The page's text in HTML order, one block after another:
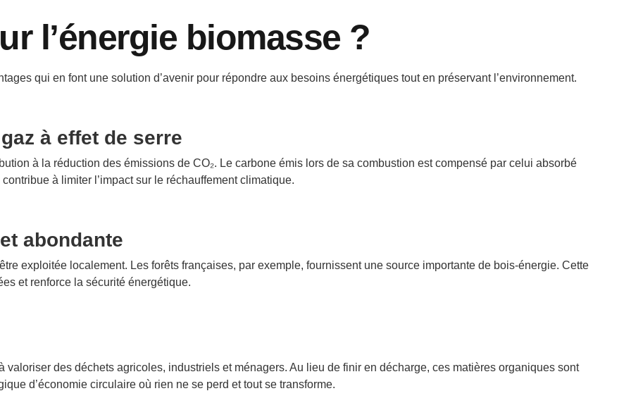
l’énergie biomasse ?
qui en font une solution d’avenir pour répondre aux besoins énergétiques tout en préservant l’environnement.
à effet de serre
à la réduction des émissions de CO₂. Le carbone émis lors de sa combustion est compensé par celui absorbé
à limiter l’impact sur le réchauffement climatique.
abondante
exploitée localement. Les forêts françaises, par exemple, fournissent une source importante de bois-énergie. Cette
et renforce la sécurité énergétique.
valoriser des déchets agricoles, industriels et ménagers. Au lieu de finir en décharge, ces matières organiques sont
d’économie circulaire où rien ne se perd et tout se transforme.